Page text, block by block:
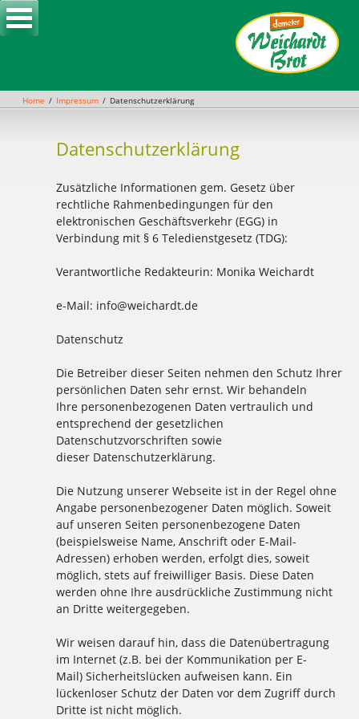
Home Impressum Datenschutzerklärung
Datenschutzerklärung
Zusätzliche Informationen gem. Gesetz über
rechtliche Rahmenbedingungen für den
elektronischen Geschäftsverkehr (EGG) in
Verbindung mit § 6 Teledienstgesetz (TDG):
Verantwortliche Redakteurin: Monika Weichardt
e-Mail: info@weichardt.de
Datenschutz
Die Betreiber dieser Seiten nehmen den Schutz Ihrer
persönlichen Daten sehr ernst. Wir behandeln
Ihre personenbezogenen Daten vertraulich und
entsprechend der gesetzlichen
Datenschutzvorschriften sowie
dieser Datenschutzerklärung.
Die Nutzung unserer Webseite ist in der Regel ohne
Angabe personenbezogener Daten möglich. Soweit
auf unseren Seiten personenbezogene Daten
(beispielsweise Name, Anschrift oder E-Mail-
Adressen) erhoben werden, erfolgt dies, soweit
möglich, stets auf freiwilliger Basis. Diese Daten
werden ohne Ihre ausdrückliche Zustimmung nicht
an Dritte weitergegeben.
Wir weisen darauf hin, dass die Datenübertragung
im Internet (z.B. bei der Kommunikation per E-
Mail) Sicherheitslücken aufweisen kann. Ein
lückenloser Schutz der Daten vor dem Zugriff durch
Dritte ist nicht möglich.